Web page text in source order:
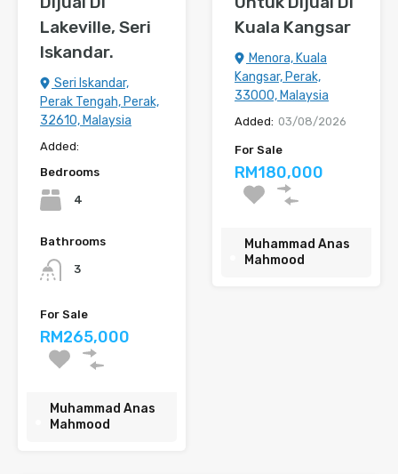
Lakeville, Seri
Iskandar.
Seri Iskandar,
Perak Tengah, Perak,
32610, Malaysia
Added:
Bedrooms
4
Bathrooms
3
For Sale
RM265,000
Muhammad Anas
Mahmood
Kuala Kangsar
Menora, Kuala
Kangsar, Perak,
33000, Malaysia
Added: 03/08/2026
For Sale
RM180,000
Muhammad Anas
Mahmood